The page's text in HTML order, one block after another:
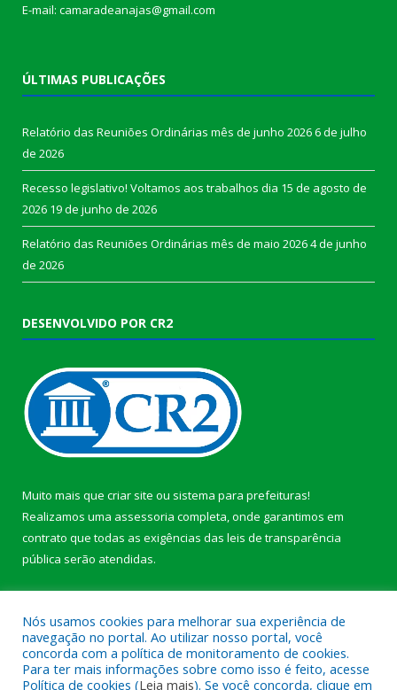
E-mail: camaradeanajas@gmail.com
ÚLTIMAS PUBLICAÇÕES
Relatório das Reuniões Ordinárias mês de junho 20266 de julho
de 2026
Recesso legislativo! Voltamos aos trabalhos dia 15 de agosto de
2026 19 de junho de 2026
Relatório das Reuniões Ordinárias mês de maio 20264 de junho
de 2026
DESENVOLVIDO POR CR2
Muito mais que criar site ou sistema para prefeituras!
Realizamos uma assessoria completa, onde garantimos em
contrato que todas as exigências das leis de transparência
pública serão atendidas.
Nós usamos cookies para melhorar sua experiência de
navegação no portal. Ao utilizar nosso portal, você
concorda com a política de monitoramento de cookies.
Para ter mais informações sobre como isso é feito, acesse
Política de cookies (Leia mais). Se você concorda, clique em